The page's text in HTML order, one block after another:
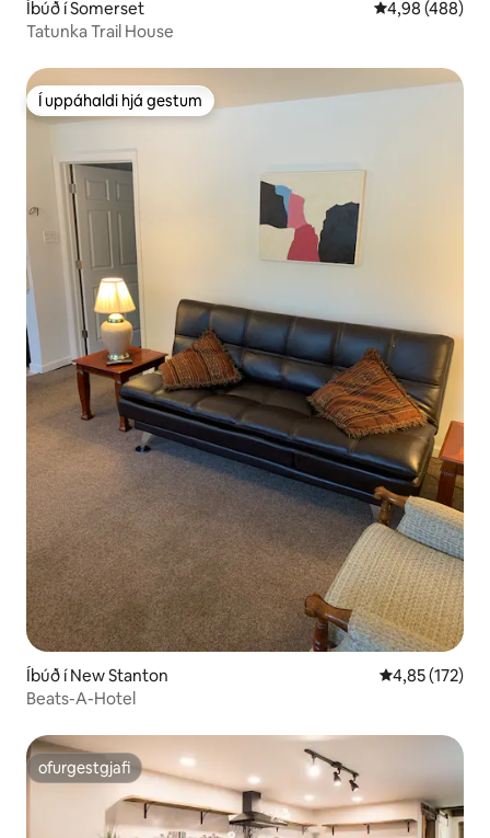
Íbúð í Somerset 4,98 af 5 í
4,98 (488)
Tatunka Trail House
Í uppáhaldi hjá gestum
Í uppáhaldi hjá gestum
Íbúð í New Stanton 4,85 af 5 í
4,85 (172)
Beats-A-Hotel
ofurgestgjafi
ofurgestgjafi